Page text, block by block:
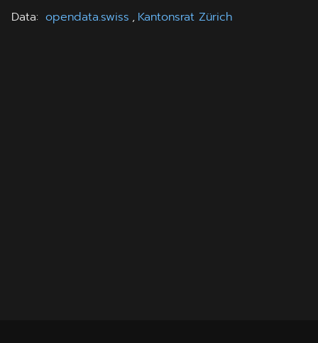
Data: opendata.swiss , Kantonsrat Zürich